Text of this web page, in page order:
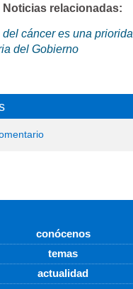
Noticias relacionadas:
cáncer es una
del Gobierno
conócenos
temas
actualidad